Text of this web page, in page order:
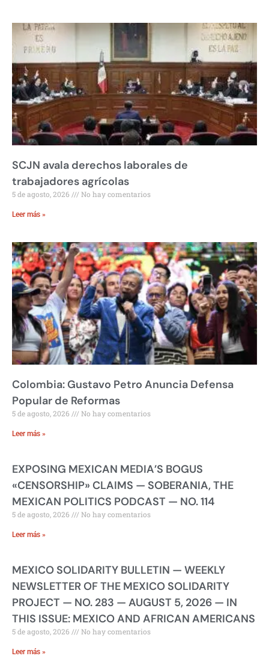
SCJN avala derechos laborales de
trabajadores agrícolas
5 de agosto, 2026 No hay comentarios
Leer más »
Colombia: Gustavo Petro Anuncia Defensa
Popular de Reformas
5 de agosto, 2026 No hay comentarios
Leer más »
EXPOSING MEXICAN MEDIA’S BOGUS
«CENSORSHIP» CLAIMS — SOBERANIA, THE
MEXICAN POLITICS PODCAST — NO. 114
5 de agosto, 2026 No hay comentarios
Leer más »
MEXICO SOLIDARITY BULLETIN — WEEKLY
NEWSLETTER OF THE MEXICO SOLIDARITY
PROJECT — NO. 283 — AUGUST 5, 2026 — IN
THIS ISSUE: MEXICO AND AFRICAN AMERICANS
5 de agosto, 2026 No hay comentarios
Leer más »